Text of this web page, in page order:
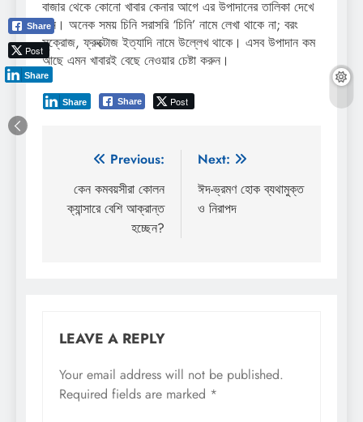
বাজার থেকে কোনো খাবার কেনার আগে এর উপাদানের তালিকা দেখে
নিন। অনেক সময় চিনি সরাসরি ‘চিনি’ নামে লেখা থাকে না; বরং
সুক্রোজ, ফ্রুক্টোজ ইত্যাদি নামে উল্লেখ থাকে। এসব উপাদান কম
আছে এমন খাবারই বেছে নেওয়ার চেষ্টা করুন।
Share Post
Share
Post
navigation
Previous:
কেন কমবয়সীরা কোলন
ক্যান্সারে বেশি আক্রান্ত
হচ্ছেন?
Next:
ঈদ-ভ্রমণ হোক ব্যথামুক্ত
ও নিরাপদ
LEAVE A REPLY
Your email address will not be published.
Required fields are marked *
Share
Post
Share